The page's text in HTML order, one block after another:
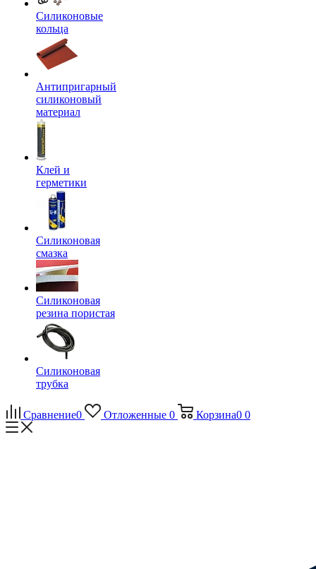
Силиконовые
кольца
Антипригарный
силиконовый
материал
Клей и
герметики
Силиконовая
смазка
Силиконовая
резина пористая
Силиконовая
трубка
Сравнение0 Отложенные 0 Корзина0 0